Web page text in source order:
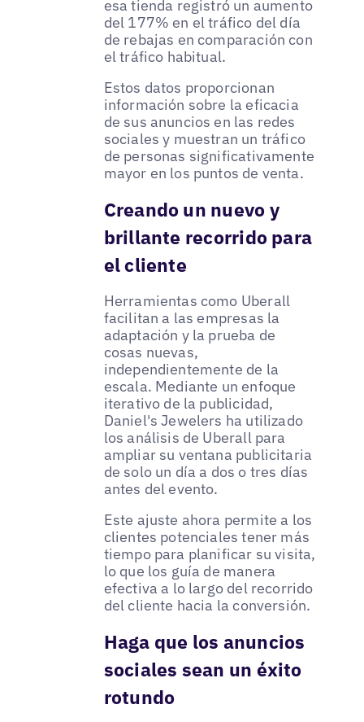
esa tienda registró un aumento
del 177% en el tráfico del día
de rebajas en comparación con
el tráfico habitual.
Estos datos proporcionan
información sobre la eficacia
de sus anuncios en las redes
sociales y muestran un tráfico
de personas significativamente
mayor en los puntos de venta.
Creando un nuevo y
brillante recorrido para
el cliente
Herramientas como Uberall
facilitan a las empresas la
adaptación y la prueba de
cosas nuevas,
independientemente de la
escala. Mediante un enfoque
iterativo de la publicidad,
Daniel's Jewelers ha utilizado
los análisis de Uberall para
ampliar su ventana publicitaria
de solo un día a dos o tres días
antes del evento.
Este ajuste ahora permite a los
clientes potenciales tener más
tiempo para planificar su visita,
lo que los guía de manera
efectiva a lo largo del recorrido
del cliente hacia la conversión.
Haga que los anuncios
sociales sean un éxito
rotundo